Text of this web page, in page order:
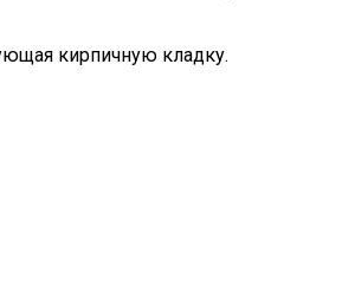
кирпичную кладку.